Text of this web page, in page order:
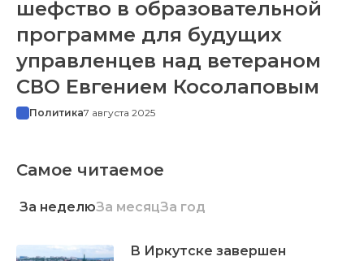
шефство в образовательной
программе для будущих
управленцев над ветераном
СВО Евгением Косолаповым
Политика7 августа 2025
Самое читаемое
За неделюЗа месяцЗа год
В Иркутске завершен